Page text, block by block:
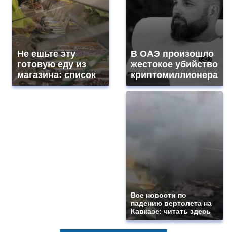
Не ешьте эту
готовую еду из
магазина: список
В ОАЭ произошло
жестокое убийство
криптомиллионера
Все новости по
падению вертолета на
Кавказе: читать здесь